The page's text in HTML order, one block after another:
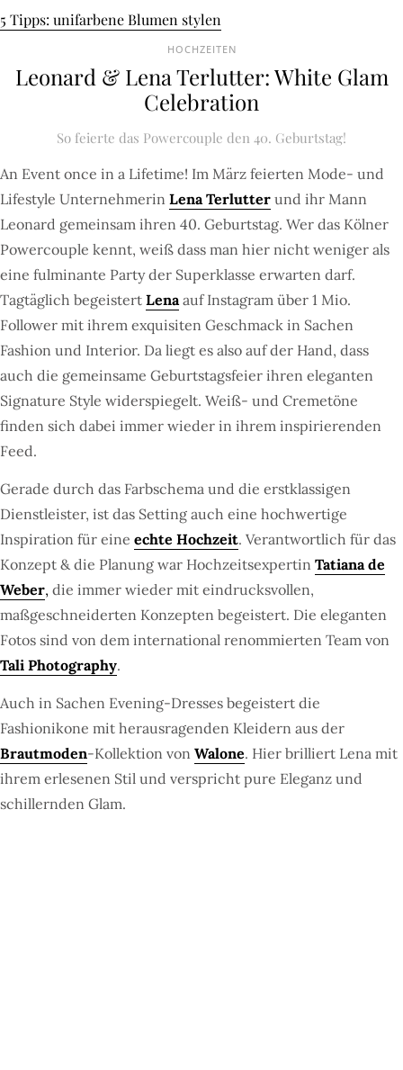
5 Tipps: unifarbene Blumen stylen
HOCHZEITEN
Leonard & Lena Terlutter: White Glam
Celebration
So feierte das Powercouple den 40. Geburtstag!
An Event once in a Lifetime! Im März feierten Mode- und
Lifestyle Unternehmerin Lena Terlutter und ihr Mann
Leonard gemeinsam ihren 40. Geburtstag. Wer das Kölner
Powercouple kennt, weiß dass man hier nicht weniger als
eine fulminante Party der Superklasse erwarten darf.
Tagtäglich begeistert Lena auf Instagram über 1 Mio.
Follower mit ihrem exquisiten Geschmack in Sachen
Fashion und Interior. Da liegt es also auf der Hand, dass
auch die gemeinsame Geburtstagsfeier ihren eleganten
Signature Style widerspiegelt. Weiß- und Cremetöne
finden sich dabei immer wieder in ihrem inspirierenden
Feed.
Gerade durch das Farbschema und die erstklassigen
Dienstleister, ist das Setting auch eine hochwertige
Inspiration für eine echte Hochzeit. Verantwortlich für das
Konzept & die Planung war Hochzeitsexpertin Tatiana de
Weber, die immer wieder mit eindrucksvollen,
maßgeschneiderten Konzepten begeistert. Die eleganten
Fotos sind von dem international renommierten Team von
Tali Photography.
Auch in Sachen Evening-Dresses begeistert die
Fashionikone mit herausragenden Kleidern aus der
Brautmoden-Kollektion von Walone. Hier brilliert Lena mit
ihrem erlesenen Stil und verspricht pure Eleganz und
schillernden Glam.